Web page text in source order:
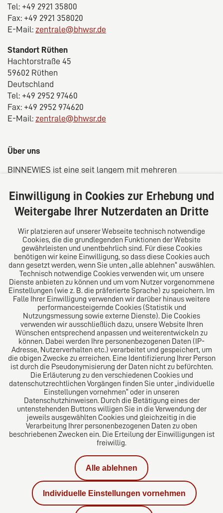
Tel: +49 2921 35800
Fax: +49 2921 358020
E-Mail: zentrale@bhwsr.de
Standort Rüthen
Hachtorstraße 45
59602 Rüthen
Deutschland
Tel: +49 2952 97460
Fax: +49 2952 974620
E-Mail: zentrale@bhwsr.de
Über uns
BINNEWIES ist eine seit langem mit mehreren
verwurzelte Kanzlei aus Rechtsanwälten,
Steuerberatern und Wirtschaftsprüfern. Unsere
Kunden profitieren von einer fachübergreifenden
Beratung in rechtlicher, steuerrechtlich und
bilanzieller Hinsicht und unserem langjähriges Know-
How in der Vertragsgestaltung, der Vertretung vor
Gericht als auch bei der Erstellung von
Jahresabschüssen. Fachlich halten sich alle
Mitarbeiter stets auf dem neusten Stand. Besondere
Expertisen bestehen durch eine Vielzahl versierter
Berufsträger sowie Rechtsanwälten mit
Fachanwaltschaften.
Das europäische Kanzlei-Netzwerk
Datenschutzerklärung
Einwilligung in Cookies zur Erhebung und
Weitergabe Ihrer Nutzerdaten an Dritte
Wir platzieren auf unserer Webseite technisch notwendige
Cookies, die die grundlegenden Funktionen der Website
gewährleisten und unentbehrlich sind. Für diese Cookies
benötigen wir keine Einwilligung, so dass diese Cookies auch
dann gesetzt werden, wenn Sie unten „alle ablehnen“ auswählen.
Technisch notwendige Cookies verwenden wir, um unsere
Dienste anbieten zu können und um vom Nutzer vorgenommene
Einstellungen (wie z. B. die präferierte Sprache) zu speichern. Im
Falle Ihrer Einwilligung verwenden wir darüber hinaus weitere
performancesteigernde Cookies (Statistik und
Nutzungsmessung sowie externe Dienste). Die Cookies
verwenden wir ausschließlich dazu, unsere Website Ihren
Wünschen entsprechend anpassen und weiterentwickeln zu
können. Dabei werden Ihre personenbezogenen Daten (IP-
Adresse, Nutzerverhalten etc.) verarbeitet und gespeichert, um
die obigen Zwecke zu erreichen. Eine Identifizierung Ihrer Person
ist durch die Pseudonymisierung der Daten nicht zu befürchten.
Die Erläuterung zu den verschiedenen Cookies und
datenschutzrechtlichen Vorgängen finden Sie unter „individuelle
Einstellungen vornehmen“ oder in unseren
Datenschutzhinweisen. Durch die Betätigung eines der
untenstehenden Buttons willigen Sie in die Verwendung der
jeweils ausgewählten Cookies und gleichzeitig in die
Verarbeitung Ihrer personenbezogenen Daten zu oben
beschriebenen Zwecken ein. Die Erteilung der Einwilligungen ist
freiwillig.
Alle ablehnen
Individuelle Einstellungen vornehmen